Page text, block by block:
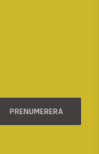
PRENUMERERA